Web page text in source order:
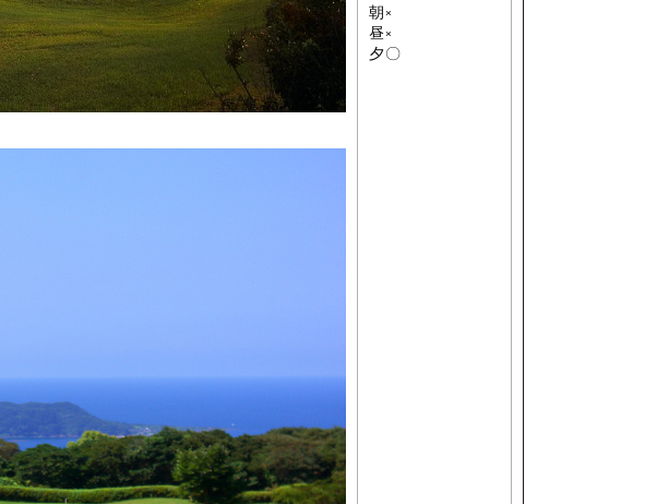
朝×
昼×
夕〇